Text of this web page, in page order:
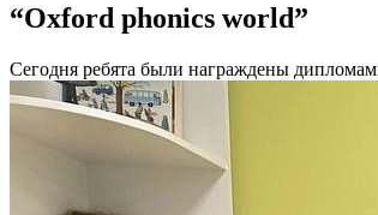
“Oxford phonics world”
Сегодня ребята были награждены